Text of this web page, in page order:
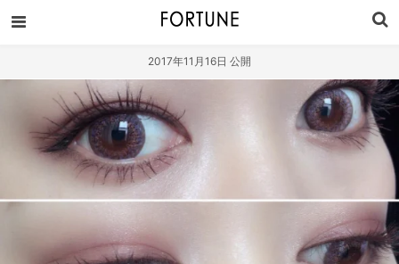
2017年11月16日 公開